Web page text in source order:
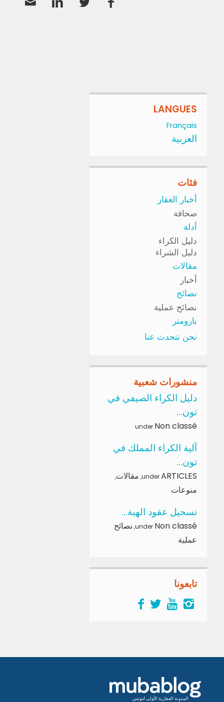
LANGUES
Français
العربية
فئات
أخبار العقار
صحافة
أدلة
دليل الكراء
دليل الشراء
مقالات
أخبار
نصائح
نصائح عملية
بارومتر
نحن نتحدث عنا
منشورات شعبية
دليل الكراء الصيفي في
تون...
under Non classé
آلية الكراء المملك في
تون...
underARTICLES
, مقالات,
منوعات
تسجيل عقود الهبة...
under Non classé
, نصائح
عملية
تابعونا
المدونة العقارية الأولى لتونس